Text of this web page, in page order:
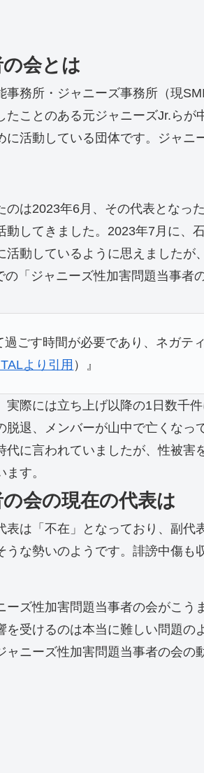
会とは
務所・ジャニーズ事務所（現
ことのある元ジャニーズJr.ら
活動している団体です。ジャ
は2023年6月、その代表とな
してきました。2023年7月に
動しているように思えました
「ジャニーズ性加害問題当事
過ごす時間が必要であり、ネガ
より引用 ）』
際には立ち上げ以降の1日数千
退、メンバーが山中で亡くな
代に言われていましたが、性被
す。
会の現在の代表は
は「不在」となっており、副
な勢いのようです。誹謗中傷
ズ性加害問題当事者の会がこ
を受けるのは本当に難しい問題
ニーズ性加害問題当事者の会の